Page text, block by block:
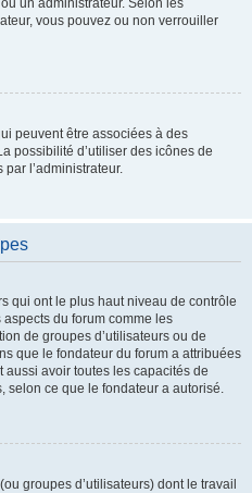
un administrateur. Selon les
vous pouvez ou non verrouiller
peuvent être associées à des
possibilité d’utiliser des icônes de
l’administrateur.
qui ont le plus haut niveau de contrôle
du forum comme les
de groupes d’utilisateurs ou de
que le fondateur du forum a attribuées
avoir toutes les capacités de
selon ce que le fondateur a autorisé.
groupes d’utilisateurs) dont le travail